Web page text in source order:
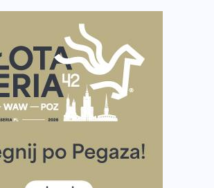
Mistrzostw Polski
Powstania Warszawskiego w historii.
uczestników pobiegło dla Bohaterów!
czym kierować się w bieganiu?
Produkty, które warto włączyć do
szykuje się na weekend z